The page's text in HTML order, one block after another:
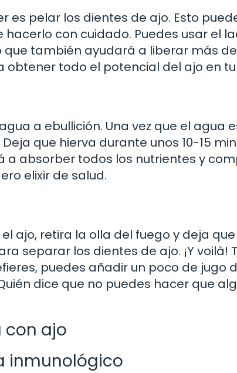
es pelar los dientes de ajo. Esto
con cuidado. Puedes usar el
también ayudará a liberar más
obtener todo el potencial del ajo en
a ebullición. Una vez que el agua
que hierva durante unos 10-15
a absorber todos los nutrientes y
elixir de salud.
ajo, retira la olla del fuego y deja
separar los dientes de ajo. ¡Y voilà!
puedes añadir un poco de jugo
dice que no puedes hacer que
con ajo
inmunológico